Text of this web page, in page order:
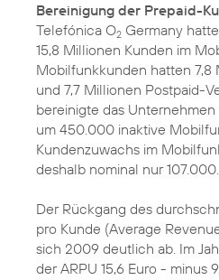
Bereinigung der Prepaid-
Telefónica O2 Germany
15,8 Millionen Kunden im
Mobilfunkkunden hatten 7,8
und 7,7 Millionen Postpaid-
bereinigte das
um 450.000 inaktive
Kundenzuwachs im
deshalb nominal nur 107.000.
Der Rückgang des
pro Kunde (Average
sich 2009 deutlich ab. Im
der ARPU 15,6 Euro - minus